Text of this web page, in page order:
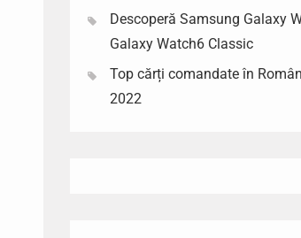
Descoperă Samsung Galaxy
Galaxy Watch6 Classic
Top cărți comandate în
2022